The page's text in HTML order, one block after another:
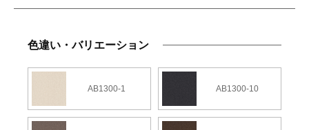
色違い・バリエーション
AB1300-1 AB1300-10